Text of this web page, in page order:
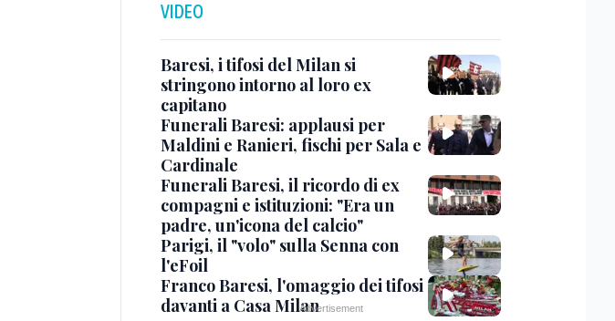
VIDEO
Baresi, i tifosi del Milan si
stringono intorno al loro ex
capitano
Funerali Baresi: applausi per
Maldini e Ranieri, fischi per Sala e
Cardinale
Funerali Baresi, il ricordo di ex
compagni e istituzioni: "Era un
padre, un'icona del calcio"
Parigi, il "volo" sulla Senna con
l'eFoil
Franco Baresi, l'omaggio dei tifosi
davanti a Casa Milan